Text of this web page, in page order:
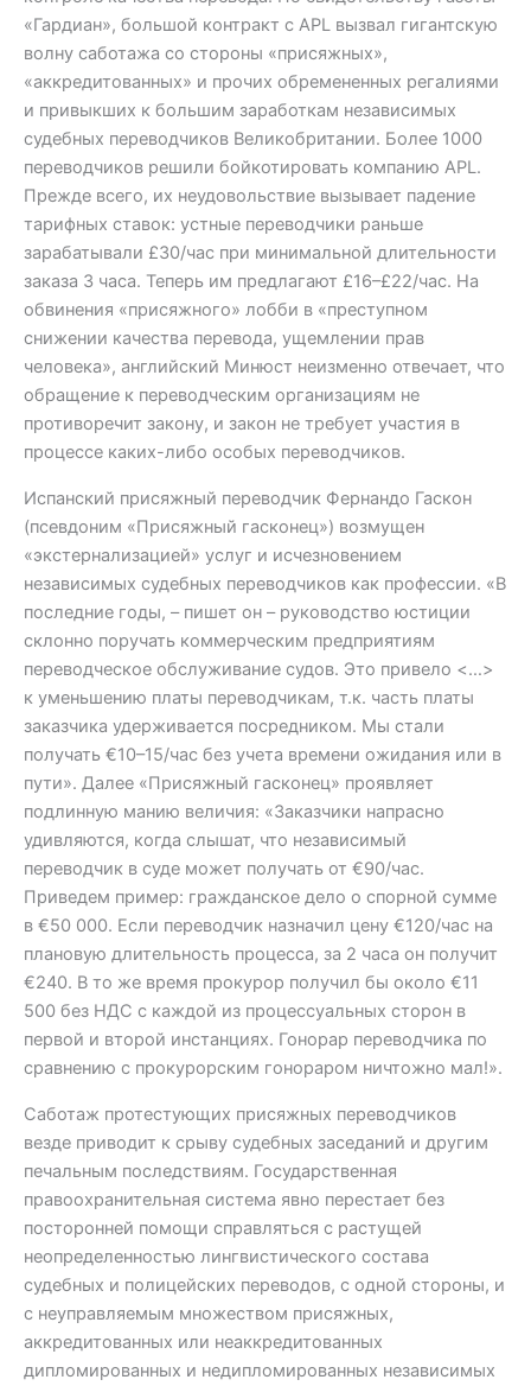
«Гардиан», большой контракт с APL вызвал гигантскую
волну саботажа со стороны «присяжных»,
«аккредитованных» и прочих обремененных регалиями
и привыкших к большим заработкам независимых
судебных переводчиков Великобритании. Более 1000
переводчиков решили бойкотировать компанию APL.
Прежде всего, их неудовольствие вызывает падение
тарифных ставок: устные переводчики раньше
зарабатывали £30/час при минимальной длительности
заказа 3 часа. Теперь им предлагают £16–£22/час. На
обвинения «присяжного» лобби в «преступном
снижении качества перевода, ущемлении прав
человека», английский Минюст неизменно отвечает, что
обращение к переводческим организациям не
противоречит закону, и закон не требует участия в
процессе каких-либо особых переводчиков.
Испанский присяжный переводчик Фернандо Гаскон
(псевдоним «Присяжный гасконец») возмущен
«экстернализацией» услуг и исчезновением
независимых судебных переводчиков как профессии. «В
последние годы, – пишет он – руководство юстиции
склонно поручать коммерческим предприятиям
переводческое обслуживание судов. Это привело <…>
к уменьшению платы переводчикам, т.к. часть платы
заказчика удерживается посредником. Мы стали
получать €10–15/час без учета времени ожидания или в
пути». Далее «Присяжный гасконец» проявляет
подлинную манию величия: «Заказчики напрасно
удивляются, когда слышат, что независимый
переводчик в суде может получать от €90/час.
Приведем пример: гражданское дело о спорной сумме
в €50 000. Если переводчик назначил цену €120/час на
плановую длительность процесса, за 2 часа он получит
€240. В то же время прокурор получил бы около €11
500 без НДС с каждой из процессуальных сторон в
первой и второй инстанциях. Гонорар переводчика по
сравнению с прокурорским гонораром ничтожно мал!».
Саботаж протестующих присяжных переводчиков
везде приводит к срыву судебных заседаний и другим
печальным последствиям. Государственная
правоохранительная система явно перестает без
посторонней помощи справляться с растущей
неопределенностью лингвистического состава
судебных и полицейских переводов, с одной стороны, и
с неуправляемым множеством присяжных,
аккредитованных или неаккредитованных
дипломированных и недипломированных независимых